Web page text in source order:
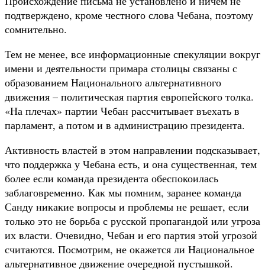
подтверждено, кроме честного слова Чебана, поэтому
сомнительно.
Тем не менее, все информационные спекуляции вокруг
имени и деятельности примара столицы связаны с
образованием Национального альтернативного
движения – политическая партия европейского толка.
«На плечах» партии Чебан рассчитывает въехать в
парламент, а потом и в администрацию президента.
Активность властей в этом направлении подсказывает,
что поддержка у Чебана есть, и она существенная, тем
более если команда президента обеспокоилась
заблаговременно. Как мы помним, заранее команда
Санду никакие вопросы и проблемы не решает, если
только это не борьба с русской пропагандой или угроза
их власти. Очевидно, Чебан и его партия этой угрозой
считаются. Посмотрим, не окажется ли Национальное
альтернативное движение очередной пустышкой.